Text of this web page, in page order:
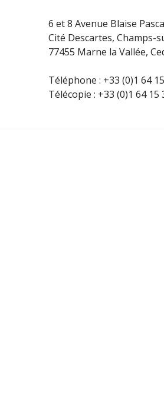
6 et 8 Avenue Blaise
Cité Descartes, Champs-
77455 Marne la Vallée,
Téléphone : +33 (0)1 64
Télécopie : +33 (0)1 64 15